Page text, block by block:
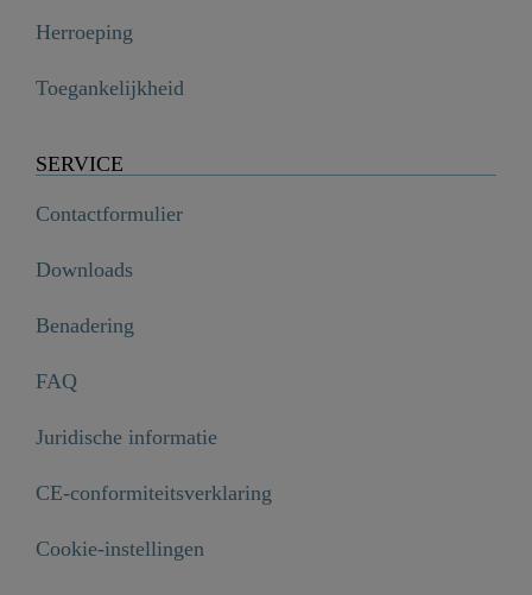
Herroeping
Toegankelijkheid
SERVICE
Contactformulier
Downloads
Benadering
FAQ
Juridische informatie
CE-conformiteitsverklaring
Cookie-instellingen